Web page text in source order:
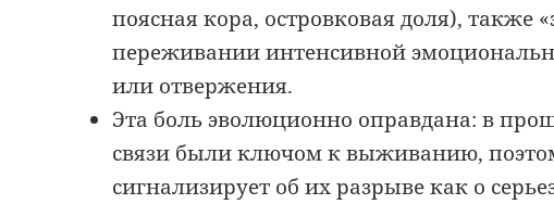
поясная кора, островковая доля), также
переживании интенсивной
или отвержения.
Эта боль эволюционно оправдана: в
связи были ключом к выживанию,
сигнализирует об их разрыве как о